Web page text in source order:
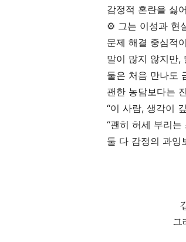
감정적 혼란을 싫
⚙️ 그는 이성과 현
문제 해결 중심적
말이 많지 않지만,
둘은 처음 만나도
괜한 농담보다는
“이 사람, 생각이
“괜히 허세 부리는
둘 다 감정의 과잉
그